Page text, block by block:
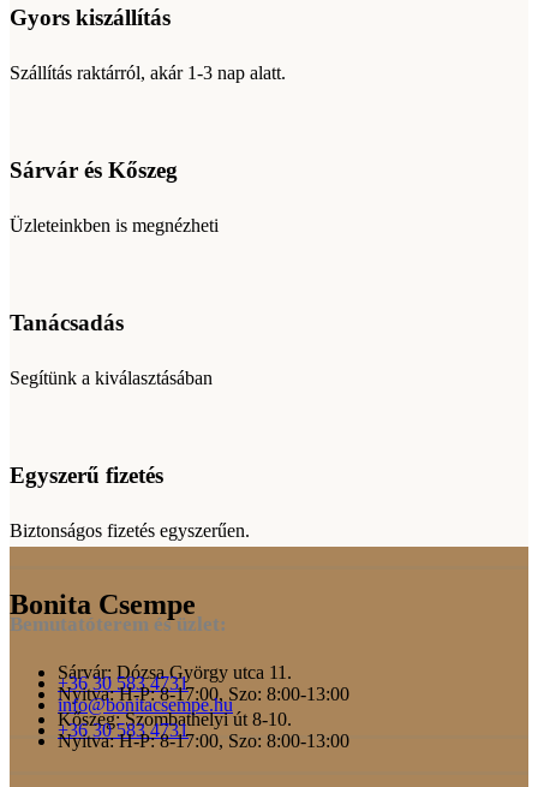
Zementgrau
mennyiség
Gyors kiszállítás
Szállítás raktárról, akár 1-3 nap alatt.
Sárvár és Kőszeg
Üzleteinkben is megnézheti
Tanácsadás
Segítünk a kiválasztásában
Egyszerű fizetés
Biztonságos fizetés egyszerűen.
Bonita Csempe
Bemutatóterem és üzlet:
Sárvár: Dózsa György utca 11.
+36 30 583 4731
Nyitva: H-P: 8-17:00, Szo: 8:00-13:00
info@bonitacsempe.hu
Kőszeg: Szombathelyi út 8-10.
+36 30 583 4731
Nyitva: H-P: 8-17:00, Szo: 8:00-13:00